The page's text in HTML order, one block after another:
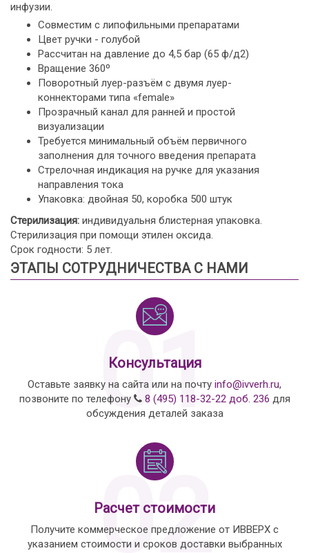
инфузии.
Совместим с липофильными препаратами
Цвет ручки - голубой
Рассчитан на давление до 4,5 бар (65 ф/д2)
Вращение 360º
Поворотный луер-разъём с двумя луер-
коннекторами типа «female»
Прозрачный канал для ранней и простой
визуализации
Требуется минимальный объём первичного
заполнения для точного введения препарата
Стрелочная индикация на ручке для указания
направления тока
Упаковка: двойная 50, коробка 500 штук
Стерилизация: индивидуальня блистерная упаковка.
Стерилизация при помощи этилен оксида.
Срок годности: 5 лет.
ЭТАПЫ СОТРУДНИЧЕСТВА С НАМИ
01
Консультация
Оставьте заявку на сайта или на почту info@ivverh.ru,
позвоните по телефону
8 (495) 118-32-22 доб. 236 для
обсуждения деталей заказа
02
Расчет стоимости
Получите коммерческое предложение от ИВВЕРХ с
указанием стоимости и сроков доставки выбранных